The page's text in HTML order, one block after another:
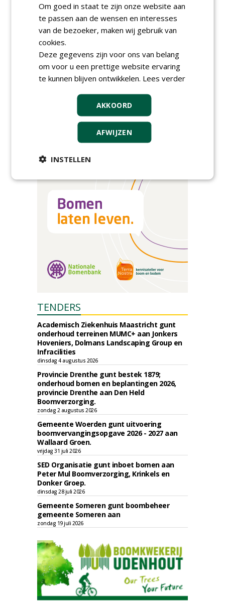
AGENDA
Kennismakingssessie ETT op
9 september
woensdag 9 september 2026
Boomverzorgersdag voor
boomprofessionals
vrijdag 9 oktober 2026
Event: De stad van de
toekomst begint in de
openbare ruimte
TENDERS
Academisch Ziekenhuis Maastricht gunt
onderhoud terreinen MUMC+ aan Jonkers
Hoveniers, Dolmans Landscaping Group en
Infracilities
dinsdag 4 augustus 2026
Provincie Drenthe gunt bestek 1879;
onderhoud bomen en beplantingen 2026,
provincie Drenthe aan Den Held
Boomverzorging.
zondag 2 augustus 2026
Gemeente Woerden gunt uitvoering
boomvervangingsopgave 2026 - 2027 aan
Wallaard Groen.
vrijdag 31 juli 2026
SED Organisatie gunt inboet bomen aan
Peter Mul Boomverzorging, Krinkels en
Donker Groep.
dinsdag 28 juli 2026
Gemeente Someren gunt boombeheer
gemeente Someren aan
zondag 19 juli 2026
Om goed in staat te zijn onze website aan
te passen aan de wensen en interesses
van de bezoeker, maken wij gebruik van
cookies.
Deze gegevens zijn voor ons van belang
om voor u een prettige website ervaring
te kunnen blijven ontwikkelen. Lees verder
AKKOORD
AFWIJZEN
INSTELLEN